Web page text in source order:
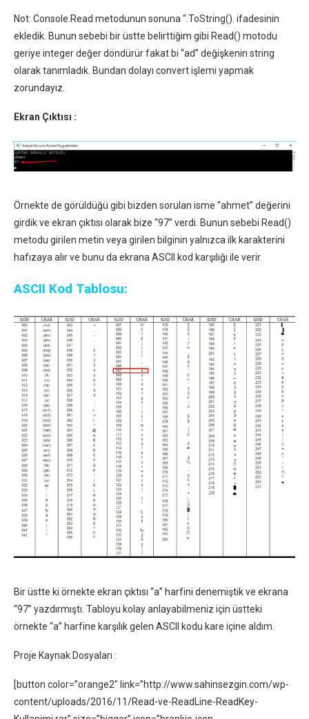
Not: Console.Read metodunun sonuna “.ToString(). ifadesinin
ekledik. Bunun sebebi bir üstte belirttiğim gibi Read() motodu
geriye integer değer döndürür fakat bi “ad” değişkenin string
olarak tanımladık. Bundan dolayı convert işlemi yapmak
zorundayız.
Ekran Çıktısı :
Örnekte de görüldüğü gibi bizden sorulan isme “ahmet” değerini
girdik ve ekran çıktısı olarak bize “97” verdi. Bunun sebebi Read()
metodu girilen metin veya girilen bilginin yalnızca ilk karakterini
hafızaya alır ve bunu da ekrana ASCII kod karşılığı ile verir.
ASCII Kod Tablosu:
Bir üstte ki örnekte ekran çıktısı “a” harfini denemiştik ve ekrana
“97” yazdırmıştı. Tabloyu kolay anlayabilmeniz için üstteki
örnekte “a” harfine karşılık gelen ASCII kodu kare içine aldım.
Proje Kaynak Dosyaları :
[button color=”orange2″ link=”http://www.sahinsezgin.com/wp-
content/uploads/2016/11/Read-ve-ReadLine-ReadKey-